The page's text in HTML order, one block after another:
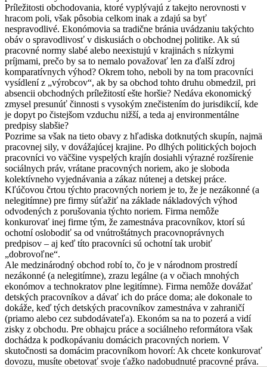
Príležitosti obchodovania, ktoré vyplývajú z takejto nerovnosti v
hracom poli, však pôsobia celkom inak a zdajú sa byť
nespravodlivé. Ekonómovia sa tradične bránia uvádzaniu takýchto
obáv o spravodlivosť v diskusiách o obchodnej politike. Ak sú
pracovné normy slabé alebo neexistujú v krajinách s nízkymi
príjmami, prečo by sa to nemalo považovať len za ďalší zdroj
komparatívnych výhod? Okrem toho, neboli by na tom pracovníci
vysídlení z „výrobcov“, ak by sa obchod tohto druhu obmedzil, pri
absencii obchodných príležitostí ešte horšie? Nedáva ekonomický
zmysel presunúť činnosti s vysokým znečistením do jurisdikcií, kde
je dopyt po čistejšom vzduchu nižší, a teda aj environmentálne
predpisy slabšie?
Pozrime sa však na tieto obavy z hľadiska dotknutých skupín, najmä
pracovnej sily, v dovážajúcej krajine. Po dlhých politických bojoch
pracovníci vo väčšine vyspelých krajín dosiahli výrazné rozšírenie
sociálnych práv, vrátane pracovných noriem, ako je sloboda
kolektívneho vyjednávania a zákaz nútenej a detskej práce.
Kľúčovou črtou týchto pracovných noriem je to, že je nezákonné (a
nelegitímne) pre firmy súťažiť na základe nákladových výhod
odvodených z porušovania týchto noriem. Firma nemôže
konkurovať inej firme tým, že zamestnáva pracovníkov, ktorí sú
ochotní oslobodiť sa od vnútroštátnych pracovnoprávnych
predpisov – aj keď títo pracovníci sú ochotní tak urobiť
„dobrovoľne“.
Ale medzinárodný obchod robí to, čo je v národnom prostredí
nezákonné (a nelegitímne), zrazu legálne (a v očiach mnohých
ekonómov a technokratov plne legitímne). Firma nemôže dovážať
detských pracovníkov a dávať ich do práce doma; ale dokonale to
dokáže, keď tých detských pracovníkov zamestnáva v zahraničí
(priamo alebo cez subdodávateľa). Ekonóm sa na to pozerá a vidí
zisky z obchodu. Pre obhajcu práce a sociálneho reformátora však
dochádza k podkopávaniu domácich pracovných noriem. V
skutočnosti sa domácim pracovníkom hovorí: Ak chcete konkurovať
dovozu, musíte obetovať svoje ťažko nadobudnuté pracovné práva.